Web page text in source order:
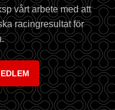
vårt arbete med att
racingresultat för